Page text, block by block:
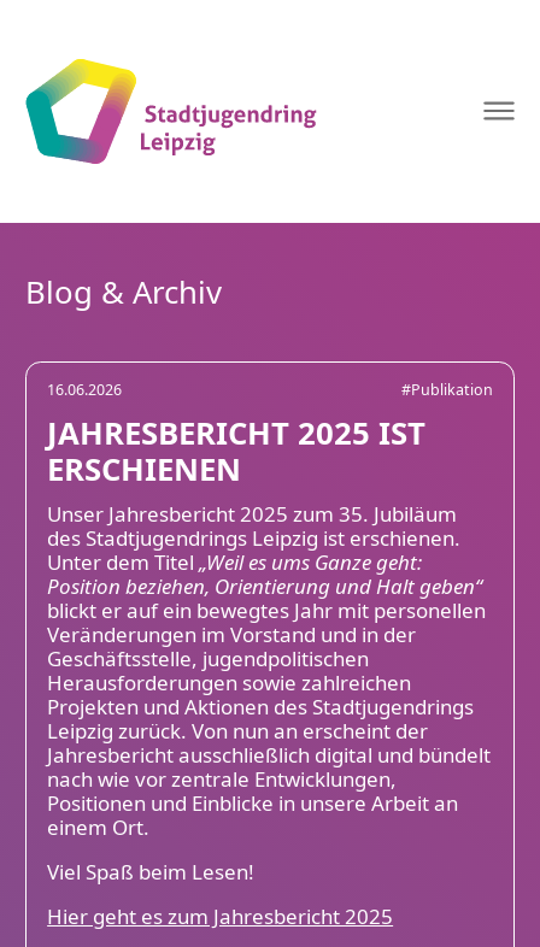
Leipzig
JAHRESBERICHT 2025 IST
ERSCHIENEN
Unser Jahresbericht 2025 zum 35. Jubiläum
des Stadtjugendrings Leipzig ist erschienen.
Unter dem Titel„Weil es ums Ganze geht:
Position beziehen, Orientierung und Halt geben“
blickt er auf ein bewegtes Jahr mit personellen
Veränderungen im Vorstand und in der
Geschäftsstelle, jugendpolitischen
Herausforderungen sowie zahlreichen
Projekten und Aktionen des Stadtjugendrings
Leipzig zurück. Von nun an erscheint der
Jahresbericht ausschließlich digital und bündelt
nach wie vor zentrale Entwicklungen,
Positionen und Einblicke in unsere Arbeit an
einem Ort.
Viel Spaß beim Lesen!
Hier geht es zum Jahresbericht 2025
16.06.2026 #Publikation
Blog & Archiv